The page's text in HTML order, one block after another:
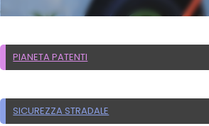
PIANETA PATENTI
SICUREZZA STRADALE